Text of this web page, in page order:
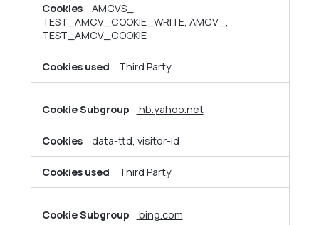
AMCVS_,
TEST_AMCV_COOKIE_WRITE, AMCV_,
TEST_AMCV_COOKIE
Third Party
hb.yahoo.net
data-ttd, visitor-id
Third Party
bing.com